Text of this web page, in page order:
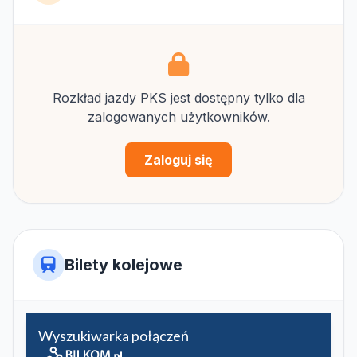
Rozkład jazdy PKS jest dostępny tylko dla
zalogowanych użytkowników.
Zaloguj się
Bilety kolejowe
Wyszukiwarka połączeń